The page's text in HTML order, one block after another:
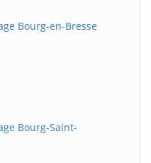
Bourg-en-Bresse
Bourg-Saint-